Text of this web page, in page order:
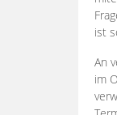
ist
An
im